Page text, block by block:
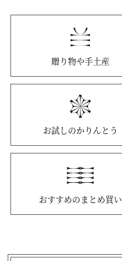
贈り物や手土産
お試しのかりんとう
おすすめのまとめ買い